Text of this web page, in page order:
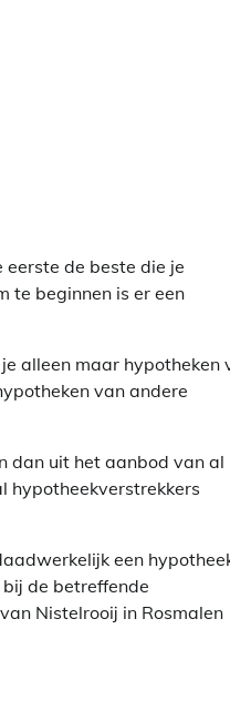
de beste die je
te beginnen is er een
alleen maar hypotheken
van andere
dan uit het aanbod van al
hypotheekverstrekkers
een
de betreffende
Nistelrooij in Rosmalen